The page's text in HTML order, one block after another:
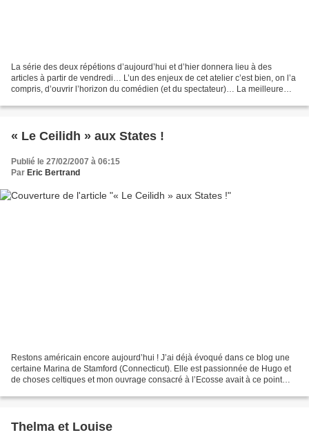
La série des deux répétions d’aujourd’hui et d’hier donnera lieu à des
articles à partir de vendredi… L’un des enjeux de cet atelier c’est bien, on l’a
compris, d’ouvrir l’horizon du comédien (et du spectateur)… La meilleure
« Le Ceilidh » aux States !
Publié le 27/02/2007 à 06:15
Par Eric Bertrand
Restons américain encore aujourd’hui ! J’ai déjà évoqué dans ce blog une
certaine Marina de Stamford (Connecticut). Elle est passionnée de Hugo et
de choses celtiques et mon ouvrage consacré à l’Ecosse avait à ce point
Thelma et Louise